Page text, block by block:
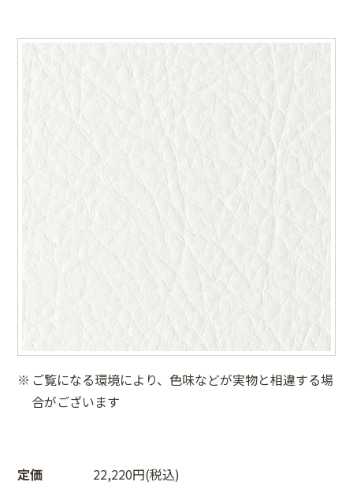
ご覧になる環境により、色味などが実物と相違する場
合がございます
定価
22,220円(税込)